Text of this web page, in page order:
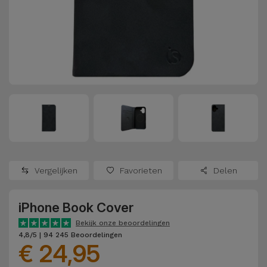
Dyson
TCL
Refurbished
iMac
Consoles
Bekijk
alles
Schermbeschermers
Opladers
en
Smartwatches
en Bandjes
Vergelijken Favorieten Delen
iPhone Book Cover
Bekijk onze beoordelingen
4,8/5 | 94 245 Beoordelingen
€ 24,95